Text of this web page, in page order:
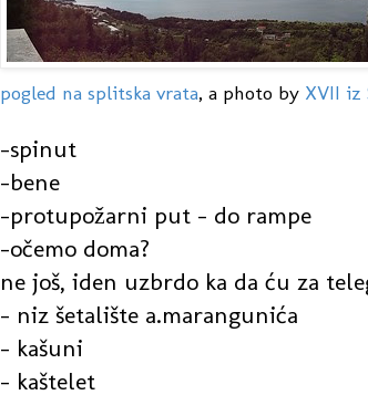
pogled na splitska vrata, a photo by XVII iz
-spinut
-bene
-protupožarni put - do rampe
-očemo doma?
ne još, iden uzbrdo ka da ću za
- niz šetalište a.marangunića
- kašuni
- kaštelet